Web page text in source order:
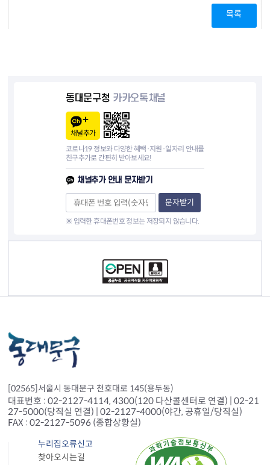
목록
동대문구청 카카오톡채널
채널추가
코로나19 정보와 다양한 혜택·지원·일자리 안내를
친구추가로 간편히 받아보세요!
채널추가 안내 문자받기
문자받기
※ 입력한 휴대폰번호 정보는 저장되지 않습니다.
[02565]서울시 동대문구 천호대로 145(용두동)
대표번호 : 02-2127-4114, 4300(120 다산콜센터로 연결) | 02-21
27-5000(당직실 연결) | 02-2127-4000(야간, 공휴일/당직실)
FAX : 02-2127-5096 (종합상황실)
누리집오류신고
찾아오시는길